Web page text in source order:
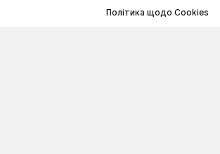
Політика щодо Cookies